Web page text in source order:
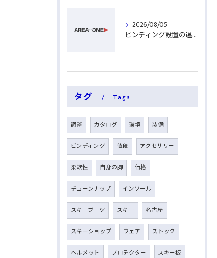
2026/08/05
ビンディング設置の違い
タグ Tags
調整 カタログ 環境 装備
ビンディング 値段 アクセサリー
柔軟性 自身の脚 価格
チューンナップ インソール
スキーブーツ スキー 名古屋
スキーショップ ウェア ストック
ヘルメット プロテクター スキー板